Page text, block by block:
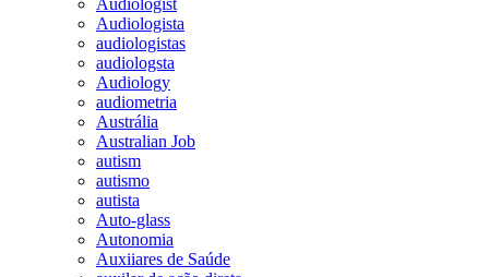
Audiologista
audiologistas
audiologsta
Audiology
audiometria
Austrália
Australian Job
autism
autismo
autista
Auto-glass
Autonomia
Auxiiares de Saúde